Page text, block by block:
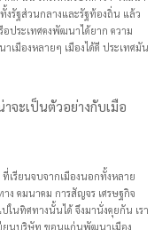
งรัฐส่วนกลางและรัฐท้องถิ่น แล้ว
อประเทศคงพัฒนาได้ยาก ความ
เมืองหลายๆ เมืองได้ดี ประเทศมัน
จะเป็นตัวอย่างกับเมือ
รียนจบจากเมืองนอกทั้งหลาย
าง คมนาคม การสัญจร เศรษฐกิจ
นทิศทางนั้นได้ จึงมานั่งคุยกัน เรา
บียนบริษัท ขอนแก่นพัฒนาเมือง